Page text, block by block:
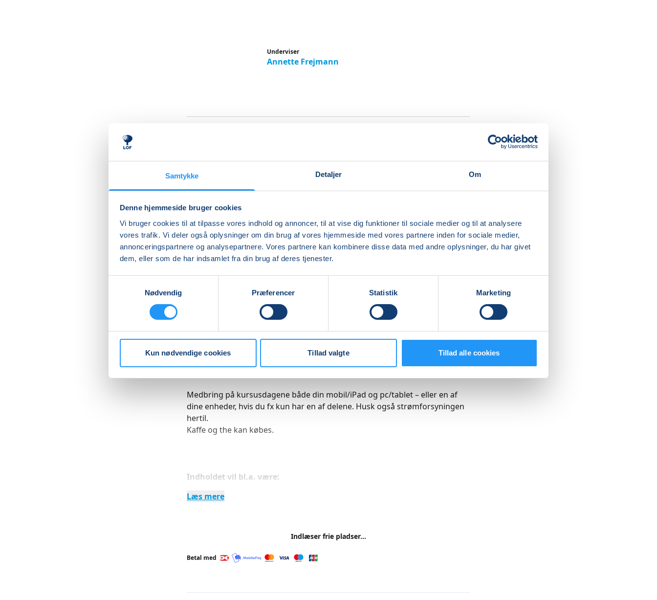
Samtykke Detaljer Om
Denne hjemmeside bruger cookies
Vi bruger cookies til at tilpasse vores indhold og annoncer, til at vise dig funktioner til sociale medier og til at analysere
vores trafik. Vi deler også oplysninger om din brug af vores hjemmeside med vores partnere inden for sociale medier,
annonceringspartnere og analysepartnere. Vores partnere kan kombinere disse data med andre oplysninger, du har givet
dem, eller som de har indsamlet fra din brug af deres tjenester.
Nødvendig
Præferencer Statistik Marketing
Kun nødvendige cookies Tillad valgte Tillad alle cookies
Underviser
Annette Frejmann
digital hverdag
er ægte – og hvad der ikke er?
Den ene dag får man en SMS, der ligner noget fra Dao, og den næste dag en
mail, der ser ud til at komme fra Skat – eller man får et telefonopkald fra en,
som giver sig ud for at være fra banken, og som gerne vil have personlige
oplysninger fra dig for at kunne afhjælpe dig med at stoppe en
svindeltransaktion fra din konto.
svindel. Vi vil bl.a. komme omkring, hvordan man bliver mere tryg digitalt i
Vi vil arbejde med, hvordan du kan blive bedre til at spotte de fælder, der
Medbring på kursusdagene både din mobil/iPad og pc/tablet – eller en af
dine enheder, hvis du fx kun har en af delene. Husk også strømforsyningen
hertil.
Kaffe og the kan købes.
Indholdet vil bl.a. være:
Phishing og manipulation:
hvad er to-faktor-godkendelse.
AI og nye svindelformer:kunstigintelligens betydning for svindel og
Sikkerhed på sociale medier:få viden om, hvordan du får styr på dine
Læs mere
Indlæser frie pladser...
Betal med